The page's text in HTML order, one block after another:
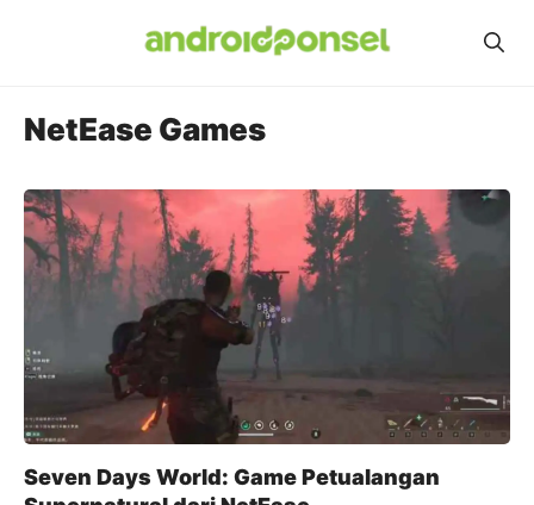
NetEase Games
Seven Days World: Game Petualangan